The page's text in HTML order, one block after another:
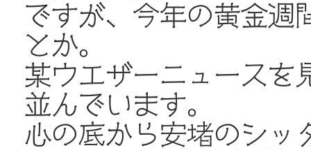
ですが、今年の黄金週
とか。
某ウエザーニュースを
並んでいます。
心の底から安堵のシッ